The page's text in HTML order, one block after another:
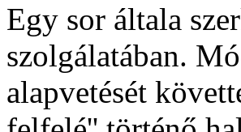
Egy sor általa
szolgálatában.
alapvetését